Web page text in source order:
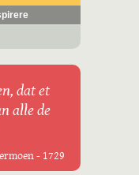
dat et
alle de
- 1729